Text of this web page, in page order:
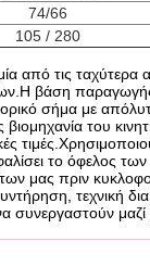
74/66
105 / 280
τις ταχύτερα
βάση
σήμα με
του
το όφελος
μας πριν
τεχνική